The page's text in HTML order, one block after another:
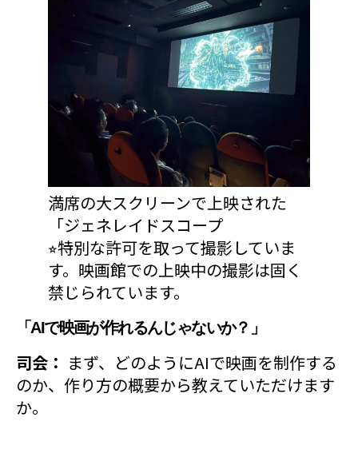
満席の大スクリーンで上映された
「ジェネレイドスコープ
⭐︎特別な許可を取って撮影していま
す。映画館での上映中の撮影は固く
禁じられています。
「AIで映画が作れるんじゃないか？」
司会： まず、どのようにAIで映画を制作する
のか、作り方の概要から教えていただけます
か。